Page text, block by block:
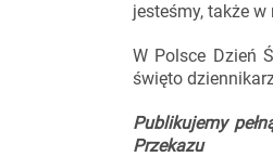
jesteśmy, także
W Polsce Dzień
święto
Publikujemy
Przekazu